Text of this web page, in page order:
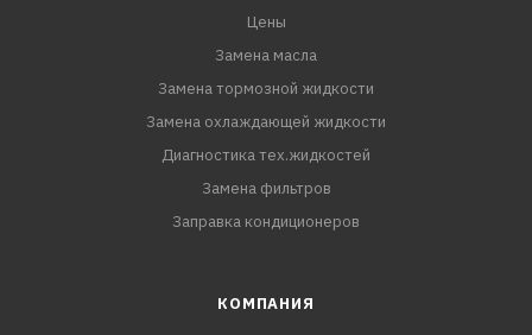
Цены
Замена масла
Замена тормозной жидкости
Замена охлаждающей жидкости
Диагностика тех.жидкостей
Замена фильтров
Заправка кондиционеров
КОМПАНИЯ